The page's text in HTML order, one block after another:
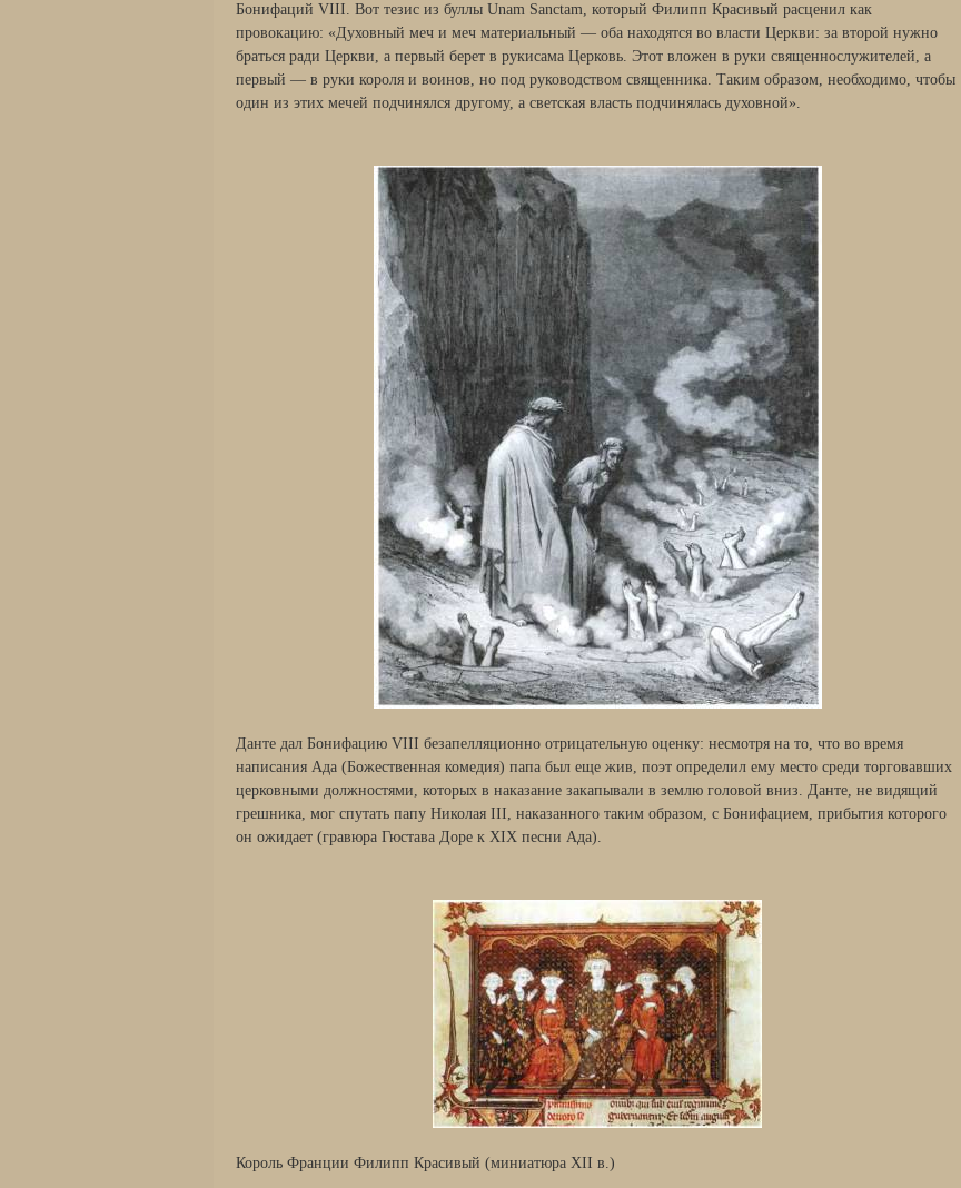
Бонифаций VIII. Вот тезис из буллы Unam Sanctam, который Филипп Красивый расценил как
провокацию: «Духовный меч и меч материальный — оба находятся во власти Церкви: за второй нужно
браться ради Церкви, а первый берет в рукисама Церковь. Этот вложен в руки священнослужителей, а
первый — в руки короля и воинов, но под руководством священника. Таким образом, необходимо, чтобы
один из этих мечей подчинялся другому, а светская власть подчинялась духовной».
Данте дал Бонифацию VIII безапелляционно отрицательную оценку: несмотря на то, что во время
написания Ада (Божественная комедия) папа был еще жив, поэт определил ему место среди торговавших
церковными должностями, которых в наказание закапывали в землю головой вниз. Данте, не видящий
грешника, мог спутать папу Николая III, наказанного таким образом, с Бонифацием, прибытия которого
он ожидает (гравюра Гюстава Доре к XIX песни Ада).
Король Франции Филипп Красивый (миниатюра XII в.)